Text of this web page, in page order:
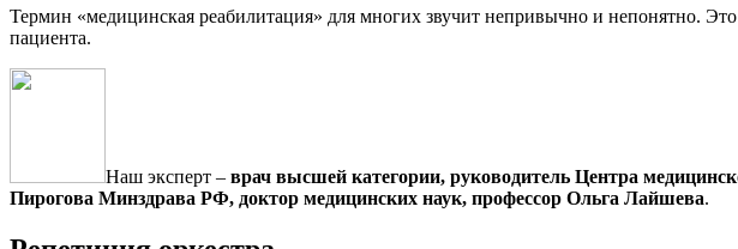
Термин «медицинская реабилитация» для многих звучит непривычно и непонятно. Это
пациента.
Наш эксперт – врач выс­шей категории, руководитель Центра
Пирогова Минздрава РФ, доктор медицинских наук, профессор Ольга Лайшева.